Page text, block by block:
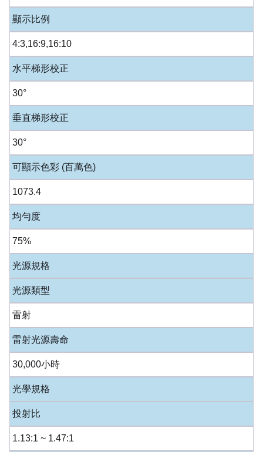
顯示比例
4:3,16:9,16:10
水平梯形校正
30°
垂直梯形校正
30°
可顯示色彩 (百萬色)
1073.4
均勻度
75%
光源規格
光源類型
雷射
雷射光源壽命
30,000小時
光學規格
投射比
1.13:1 ~ 1.47:1